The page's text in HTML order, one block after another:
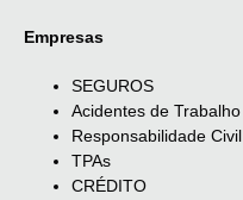
Empresas
SEGUROS
Acidentes de Trabalho
Responsabilidade Civil
TPAs
CRÉDITO